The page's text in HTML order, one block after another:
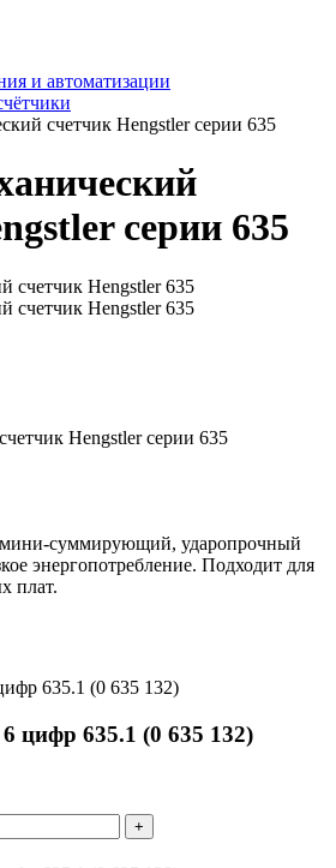
и автоматизации
счетчик Hengstler серии 635
серии 635
Hengstler серии 635
суммирующий, ударопрочный
энергопотребление. Подходит для
плат.
цифр 635.1 (0 635 132)
+